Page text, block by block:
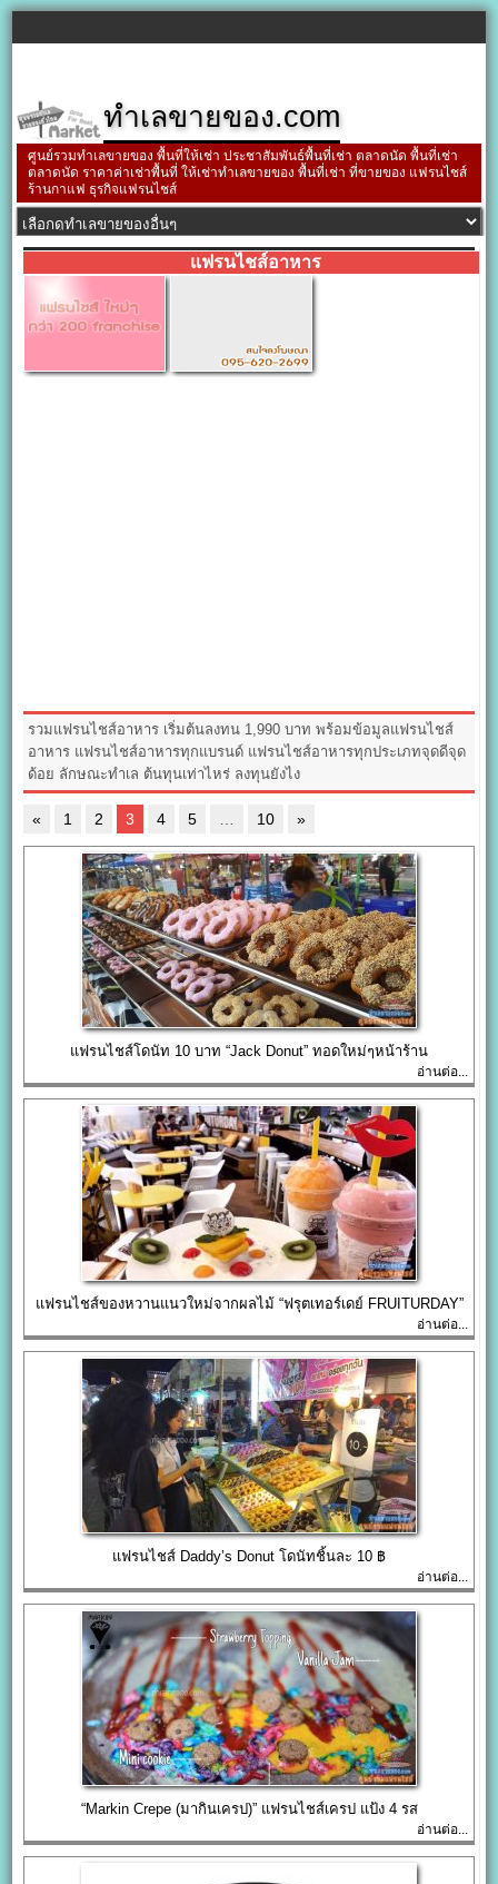
ทำเลขายของ.com
ศูนย์รวมทำเลขายของ พื้นที่ให้เช่า ประชาสัมพันธ์พื้นที่เช่า ตลาดนัด พื้นที่เช่า
ตลาดนัด ราคาค่าเช่าพื้นที่ ให้เช่าทำเลขายของ พื้นที่เช่า ที่ขายของ แฟรนไชส์
ร้านกาแฟ ธุรกิจแฟรนไชส์
แฟรนไชส์อาหาร
รวมแฟรนไชส์อาหาร เริ่มต้นลงทน 1,990 บาท พร้อมข้อมูลแฟรนไชส์
อาหาร แฟรนไชส์อาหารทุกแบรนด์ แฟรนไชส์อาหารทุกประเภทจุดดีจุด
ด้อย ลักษณะทำเล ต้นทุนเท่าไหร่ ลงทุนยังไง
« 1 2 3 4 5 10 »
แฟรนไชส์โดนัท 10 บาท “Jack Donut” ทอดใหม่ๆหน้าร้าน
อ่านต่อ...
แฟรนไชส์ของหวานแนวใหม่จากผลไม้ “ฟรุตเทอร์เดย์ FRUITURDAY”
อ่านต่อ...
แฟรนไชส์ Daddy’s Donut โดนัทชิ้นละ 10 ฿
อ่านต่อ...
“Markin Crepe (มากินเครป)” แฟรนไชส์เครป แป้ง 4 รส
อ่านต่อ...